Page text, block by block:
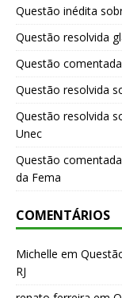
Questão inédita
Questão resolvida
Questão
Questão resolvida
Questão resolvida
Unec
Questão
da Fema
COMENTÁRIOS
Michelle em
RJ